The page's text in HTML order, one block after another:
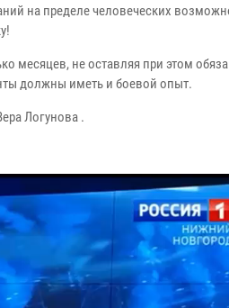
на пределе человеческих
месяцев, не оставляя при этом
должны иметь и боевой опыт.
Логунова .